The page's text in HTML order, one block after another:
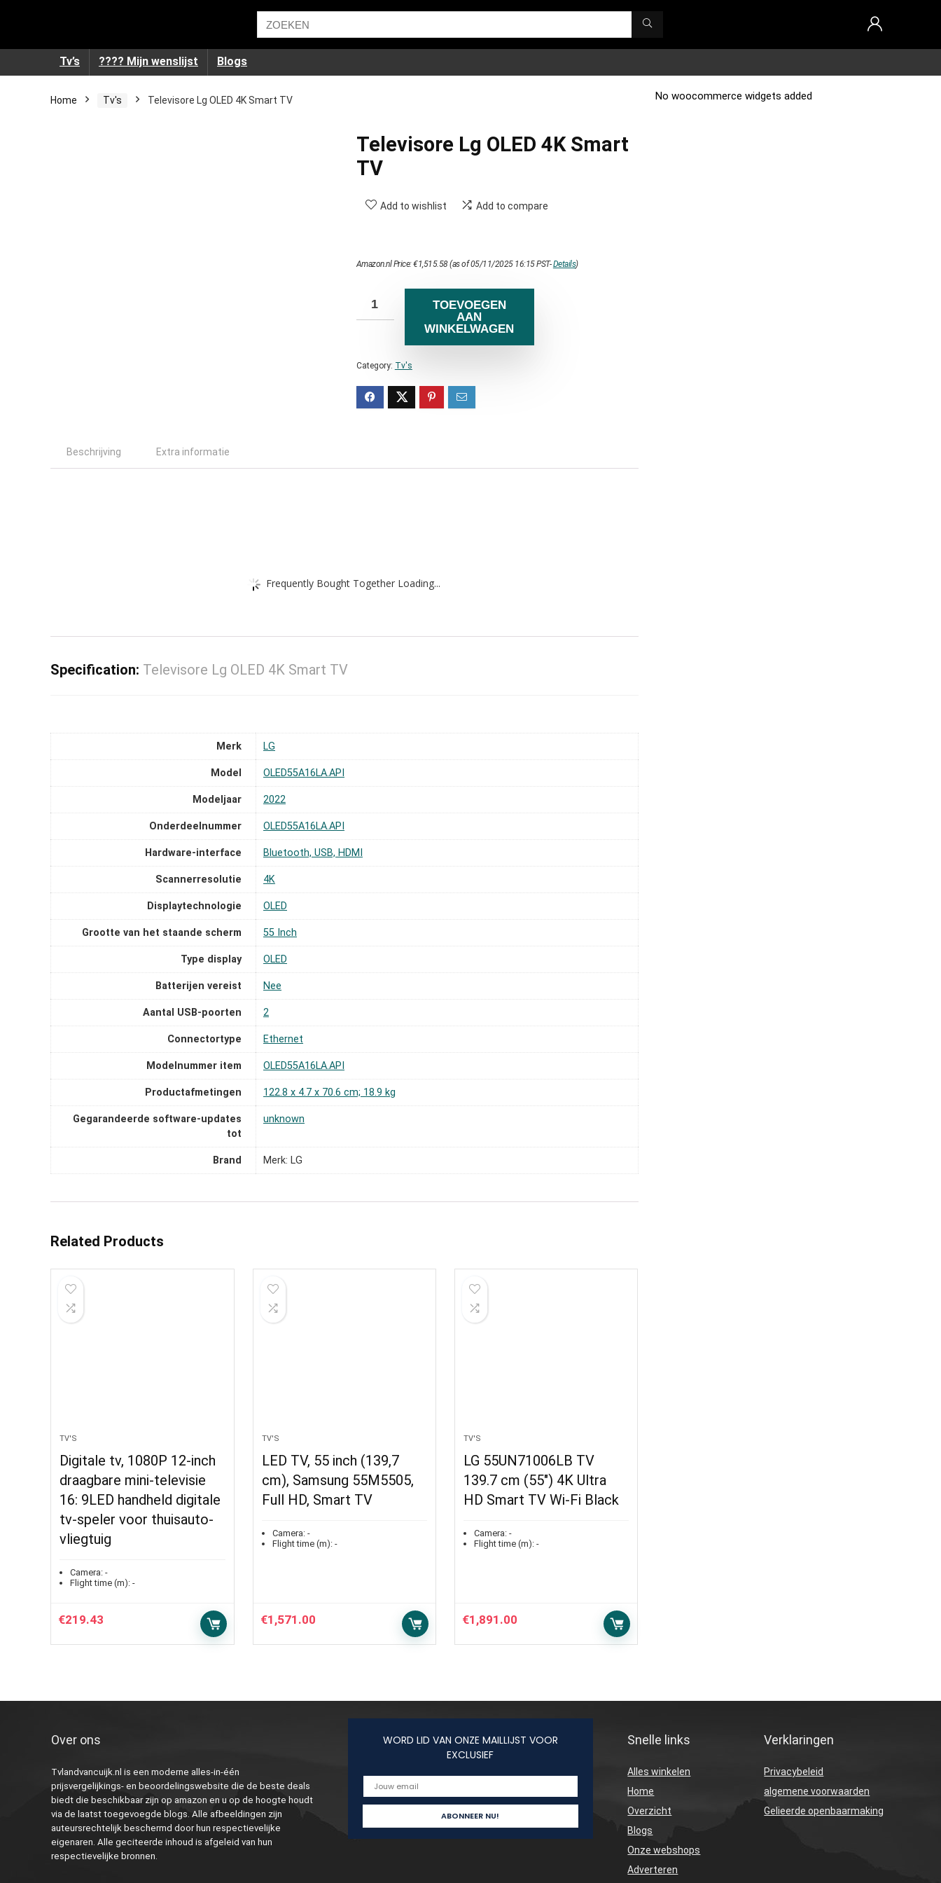
Tv’s ???? Mijn wenslijst Blogs
Home Tv's Televisore Lg OLED 4K Smart TV
Televisore Lg OLED 4K Smart
TV
Add to wishlist Add to compare
Amazon.nl Price:€1,515.58(as of 05/11/2025 16:15 PST-Details)
TOEVOEGEN
AAN
WINKELWAGEN
Category: Tv's
Beschrijving Extra informatie
Frequently Bought Together Loading...
Specification: Televisore Lg OLED 4K Smart TV
Merk ‎LG
Model ‎OLED55A16LA.API
Modeljaar ‎2022
Onderdeelnummer ‎OLED55A16LA.API
Hardware-interface ‎Bluetooth, USB, HDMI
Scannerresolutie ‎4K
Displaytechnologie ‎OLED
Grootte van het staande scherm ‎55 Inch
Type display ‎OLED
Batterijen vereist ‎Nee
Aantal USB-poorten ‎2
Connectortype ‎Ethernet
Modelnummer item ‎OLED55A16LA.API
Productafmetingen ‎122.8 x 4.7 x 70.6 cm; 18.9 kg
Gegarandeerde software-updates
tot
‎unknown
Brand Merk: LG
Related Products
TV'S
Digitale tv, 1080P 12-inch
draagbare mini-televisie
16: 9LED handheld digitale
tv-speler voor thuisauto-
vliegtuig
Camera: -
Flight time (m): -
€219.43
TV'S
LED TV, 55 inch (139,7
cm), Samsung 55M5505,
Full HD, Smart TV
Camera:-
Flight time (m):-
€1,571.00
TV'S
LG 55UN71006LB TV
139.7 cm (55″) 4K Ultra
HD Smart TV Wi-Fi Black
Camera: -
Flight time (m): -
€1,891.00
No woocommerce widgets added
Over ons
Tvlandvancuijk.nl is een moderne alles-in-één
prijsvergelijkings- en beoordelingswebsite die de beste deals
biedt die beschikbaar zijn op amazon en u op de hoogte houdt
via de laatst toegevoegde blogs. Alle afbeeldingen zijn
auteursrechtelijk beschermd door hun respectievelijke
eigenaren. Alle geciteerde inhoud is afgeleid van hun
respectievelijke bronnen.
WORD LID VAN ONZE MAILLIJST VOOR
EXCLUSIEF
Snelle links
Alles winkelen
Home
Overzicht
Blogs
Onze webshops
Adverteren
Verklaringen
Privacybeleid
algemene voorwaarden
Gelieerde openbaarmaking